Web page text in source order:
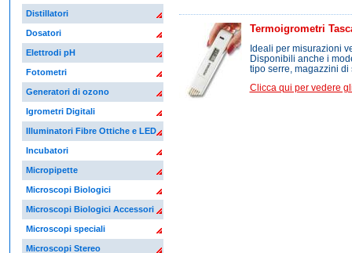
Distillatori
Dosatori
Elettrodi pH
Fotometri
Generatori di ozono
Igrometri Digitali
Illuminatori Fibre Ottiche e LED
Incubatori
Micropipette
Microscopi Biologici
Microscopi Biologici Accessori
Microscopi speciali
Microscopi Stereo
Termoigrometri
Ideali per misurazioni
Disponibili anche i
tipo serre, magazzini di
Clicca qui per vedere